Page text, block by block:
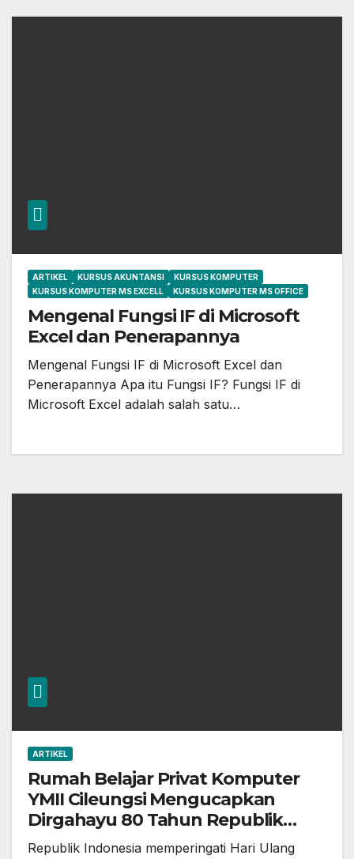
ARTIKEL KURSUS AKUNTANSI
KURSUS KOMPUTER
KURSUS KOMPUTER MS EXCELL
KURSUS KOMPUTER MS OFFICE
Mengenal Fungsi IF di Microsoft
Excel dan Penerapannya
Mengenal Fungsi IF di Microsoft Excel dan
Penerapannya Apa itu Fungsi IF? Fungsi IF di
Microsoft Excel adalah salah satu…
ARTIKEL
Rumah Belajar Privat Komputer
YMII Cileungsi Mengucapkan
Dirgahayu 80 Tahun Republik
Indonesia – Satu Jiwa Satu
Republik Indonesia memperingati Hari Ulang